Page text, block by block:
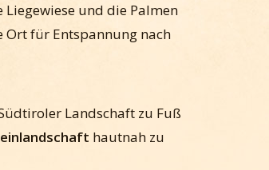
und die Palmen
Ort für Entspannung nach
Landschaft zu Fuß
hautnah zu